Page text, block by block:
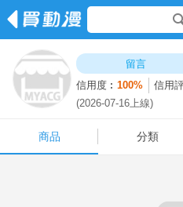
留言
信用度︰100% 信用
(2026-07-16上線)
商品 分類
商品 分類